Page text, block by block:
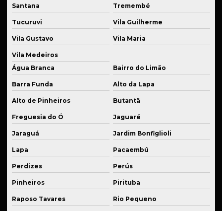
Fabricante de suspensão a ar
Fornecedor de componentes para suspensão esportiva
Fornecedor de eixos usinados
Fornecedor de kits para suspensão
Fornecedor de molas para suspensão esportiva
Fornecedor de peças industriais plásticas
Fornecedor de peças em latão industrial
Fornecedor de peças de reposição industrial
Fornecedor de serviços de soldagem técnica
Fornecedor de usinagem industrial
Industrialização de peças
Kit de suspensão esportiva
Santana Tremembé
Tucuruvi Vila Guilherme
Vila Gustavo Vila Maria
Vila Medeiros
Água Branca
Bairro do Limão
Barra Funda Alto da Lapa
Alto de Pinheiros Butantã
Freguesia do Ó Jaguaré
Jaraguá Jardim Bonfiglioli
Lapa Pacaembú
Perdizes Perús
Pinheiros Pirituba
Raposo Tavares Rio Pequeno